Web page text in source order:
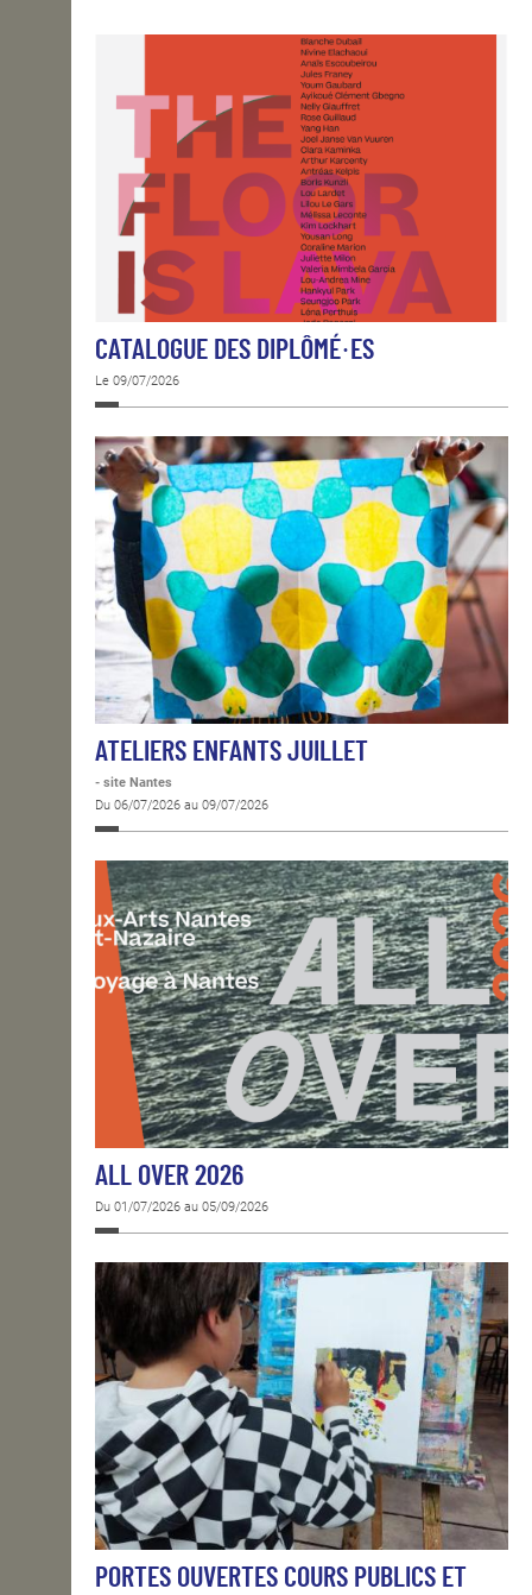
CATALOGUE DES DIPLÔMÉ·ES
Le 09/07/2026
ATELIERS ENFANTS JUILLET
- site Nantes
Du 06/07/2026 au 09/07/2026
ALL OVER 2026
Du 01/07/2026 au 05/09/2026
PORTES OUVERTES COURS PUBLICS ET